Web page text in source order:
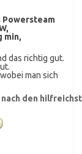
Powersteam
min,
das richtig gut.
man sich
den